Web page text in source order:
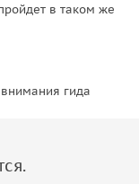
в таком же
гида